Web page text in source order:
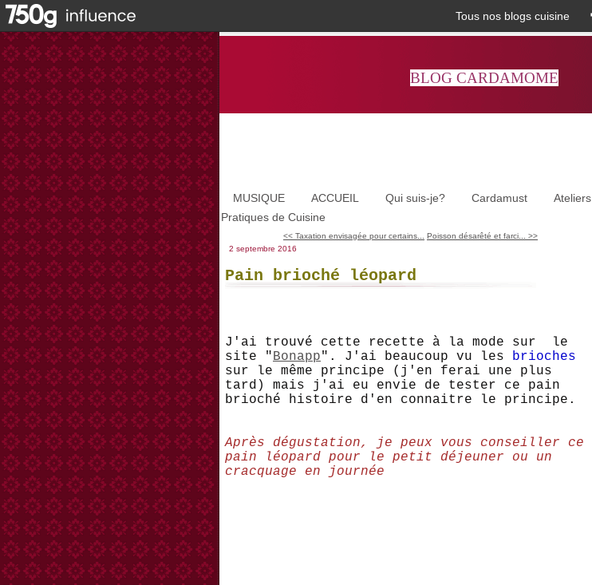
Tous nos blogs cuisine
BLOG CARDAMOME
MUSIQUE ACCUEIL Qui suis-je? Cardamust
Ateliers
Pratiques de Cuisine
<< Taxation envisagée pour certains...
Poisson désarêté et farci... >>
2 septembre 2016
Pain brioché léopard
J'ai trouvé cette recette à la mode sur le
site "Bonapp". J'ai beaucoup vu les brioches
sur le même principe (j'en ferai une plus
tard) mais j'ai eu envie de tester ce pain
brioché histoire d'en connaitre le principe.
Après dégustation, je peux vous conseiller ce
pain léopard pour le petit déjeuner ou un
cracquage en journée